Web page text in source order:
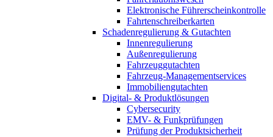
Elektronische Führerscheinkontrolle
Fahrtenschreiberkarten
Schadenregulierung & Gutachten
Innenregulierung
Außenregulierung
Fahrzeuggutachten
Fahrzeug-Managementservices
Immobiliengutachten
Digital- & Produktlösungen
Cybersecurity
EMV- & Funkprüfungen
Prüfung der Produktsicherheit